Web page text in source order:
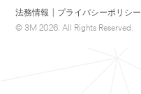
法務情報 プライバシーポリシー
© 3M 2026. All Rights Reserved.